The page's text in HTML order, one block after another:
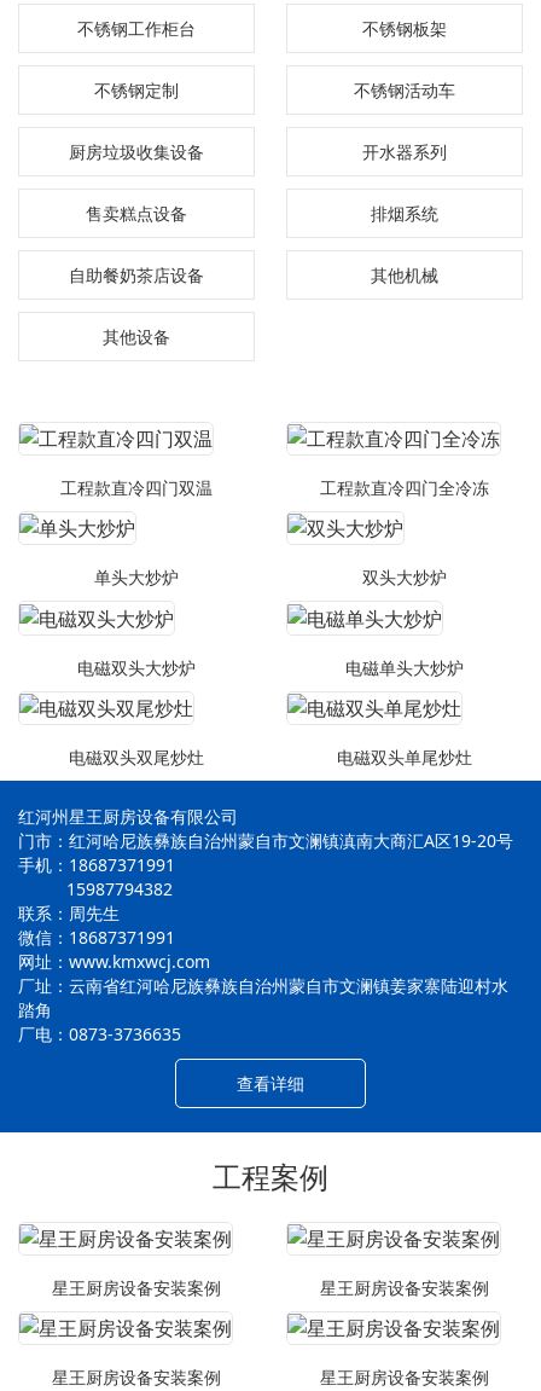
不锈钢工作柜台 不锈钢板架
不锈钢定制 不锈钢活动车
厨房垃圾收集设备 开水器系列
售卖糕点设备 排烟系统
自助餐奶茶店设备 其他机械
其他设备
工程款直冷四门双温 工程款直冷四门全冷冻
单头大炒炉 双头大炒炉
电磁双头大炒炉 电磁单头大炒炉
电磁双头双尾炒灶 电磁双头单尾炒灶
红河州星王厨房设备有限公司
门市：红河哈尼族彝族自治州蒙自市文澜镇滇南大商汇A区19-20号
手机：18687371991
15987794382
联系：周先生
微信：18687371991
网址：www.kmxwcj.com
厂址：云南省红河哈尼族彝族自治州蒙自市文澜镇姜家寨陆迎村水
踏角
厂电：0873-3736635
查看详细
工程案例
星王厨房设备安装案例 星王厨房设备安装案例
星王厨房设备安装案例 星王厨房设备安装案例